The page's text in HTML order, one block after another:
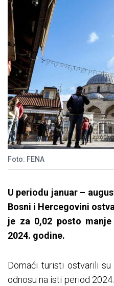
Foto: FENA
U periodu januar –
Bosni i Hercegovini
je za 0,02 posto
2024. godine.
Domaći turisti ostvarili
odnosu na isti period